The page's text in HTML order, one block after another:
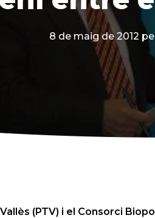
8 de maig de 2012
(PTV) i el Consorci